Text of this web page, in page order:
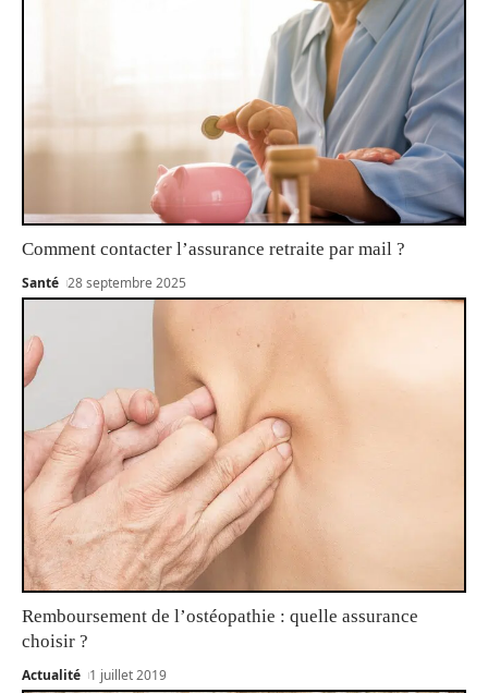
Comment contacter l’assurance retraite par mail ?
Santé 28 septembre 2025
Remboursement de l’ostéopathie : quelle assurance
choisir ?
Actualité 1 juillet 2019